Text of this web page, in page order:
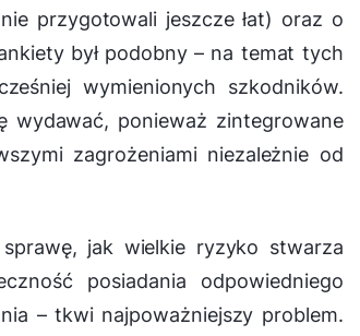
przygotowali jeszcze łat) oraz o
był podobny – na temat tych
wymienionych szkodników.
wydawać, ponieważ zintegrowane
zagrożeniami niezależnie od
jak wielkie ryzyko stwarza
posiadania odpowiedniego
– tkwi najpoważniejszy problem.